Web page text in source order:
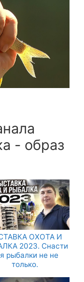
- образ
ОХОТА И
2023. Снасти
рыбалки не не
только.